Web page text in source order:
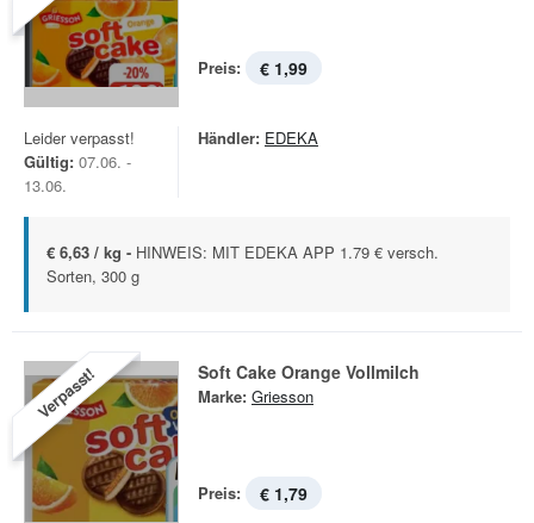
Preis: € 1,99
Leider verpasst!
Gültig: 07.06. -
13.06.
Händler: EDEKA
€ 6,63 / kg - HINWEIS: MIT EDEKA APP 1.79 € versch.
Sorten, 300 g
Verpasst! Soft Cake Orange Vollmilch
Marke: Griesson
Preis: € 1,79